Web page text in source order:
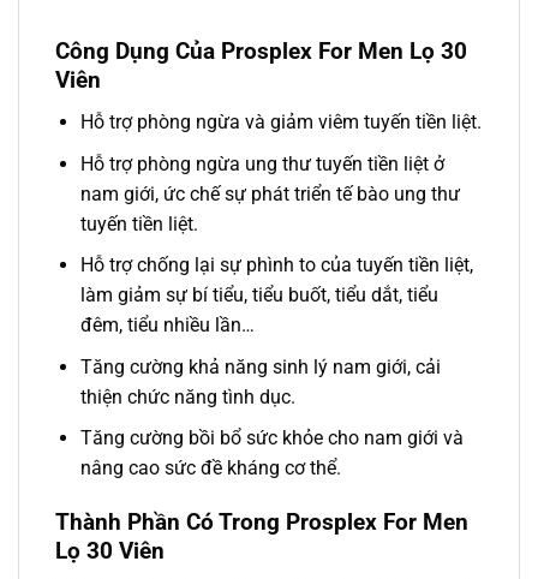
Công Dụng Của Prosplex For Men Lọ 30
Viên
Hỗ trợ phòng ngừa và giảm viêm tuyến tiền liệt.
Hỗ trợ phòng ngừa ung thư tuyến tiền liệt ở
nam giới, ức chế sự phát triển tế bào ung thư
tuyến tiền liệt.
Hỗ trợ chống lại sự phình to của tuyến tiền liệt,
làm giảm sự bí tiểu, tiểu buốt, tiểu dắt, tiểu
đêm, tiểu nhiều lần…
Tăng cường khả năng sinh lý nam giới, cải
thiện chức năng tình dục.
Tăng cường bồi bổ sức khỏe cho nam giới và
nâng cao sức đề kháng cơ thể.
Thành Phần Có Trong Prosplex For Men
Lọ 30 Viên